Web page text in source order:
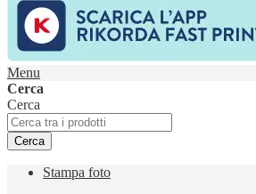
Menu
Cerca
Cerca
Cerca
Stampa foto